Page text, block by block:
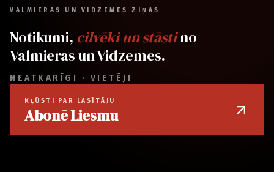
VALMIERAS UN VIDZEMES ZIŅAS
Notikumi, cilvēki un stāstino
Valmieras un Vidzemes.
NEATKARĪGI · VIETĒJI
KĻŪSTI PAR LASĪTĀJU
Abonē Liesmu